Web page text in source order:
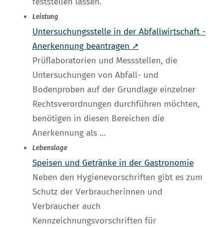
Leistung
Untersuchungsstelle in der Abfallwirtschaft -
Anerkennung beantragen ➚
Prüflaboratorien und Messstellen, die
Untersuchungen von Abfall- und
Bodenproben auf der Grundlage einzelner
Rechtsverordnungen durchführen möchten,
benötigen in diesen Bereichen die
Anerkennung als …
Lebenslage
Speisen und Getränke in der Gastronomie
Neben den Hygienevorschriften gibt es zum
Schutz der Verbraucherinnen und
Verbraucher auch
Kennzeichnungsvorschriften für